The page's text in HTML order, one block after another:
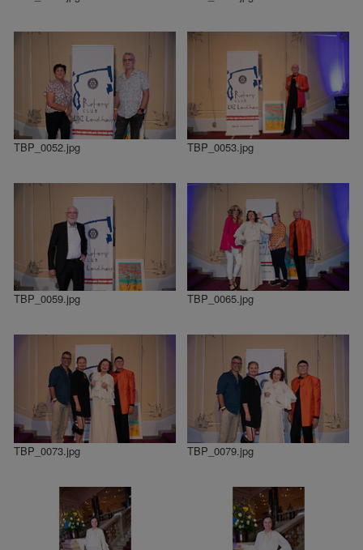
TBP_0052.jpg TBP_0053.jpg
TBP_0059.jpg TBP_0065.jpg
TBP_0073.jpg TBP_0079.jpg